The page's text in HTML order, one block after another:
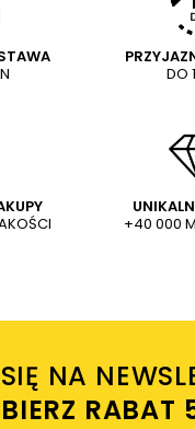
produktu:
DO
+40 000
NA
RABAT